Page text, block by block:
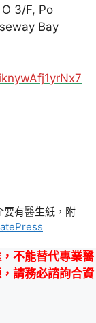
3/F, Po
Bay
有醫生紙，附
不能替代專業醫
請務必諮詢合資